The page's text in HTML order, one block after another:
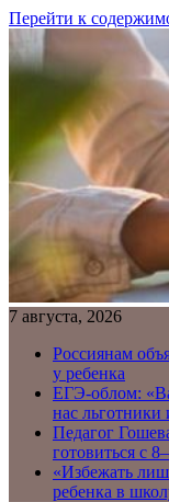
Перейти к
7 августа, 2026
Россиянам
у ребенка
ЕГЭ-облом:
нас
Педагог
готовиться с
«Избежать
ребенка в